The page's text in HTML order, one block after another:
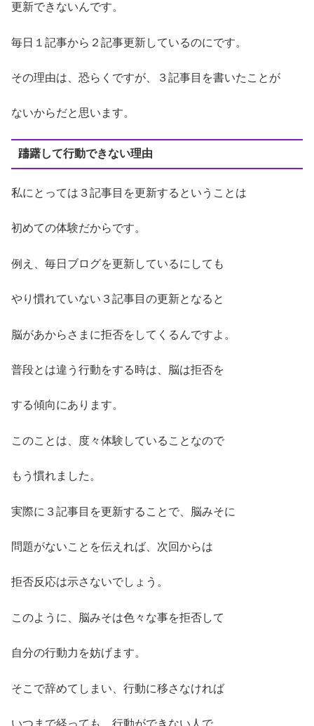
更新できないんです。
毎日１記事から２記事更新しているのにです。
その理由は、恐らくですが、３記事目を書いたことが
ないからだと思います。
躊躇して行動できない理由
私にとっては３記事目を更新するということは
初めての体験だからです。
例え、毎日ブログを更新しているにしても
やり慣れていない３記事目の更新となると
脳があからさまに拒否をしてくるんですよ。
普段とは違う行動をする時は、脳は拒否を
する傾向にあります。
このことは、度々体験していることなので
もう慣れました。
実際に３記事目を更新することで、脳みそに
問題がないことを伝えれば、次回からは
拒否反応は示さないでしょう。
このように、脳みそは色々な事を拒否して
自分の行動力を妨げます。
そこで辞めてしまい、行動に移さなければ
いつまで経っても、行動ができない人で